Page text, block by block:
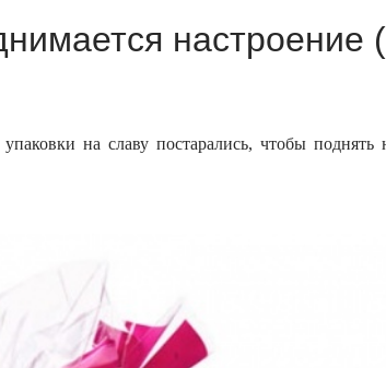
настроение
на славу постарались, чтобы поднять